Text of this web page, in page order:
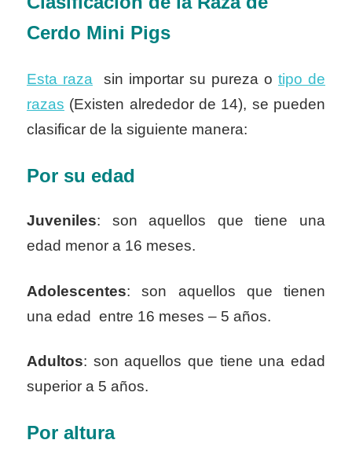
Cerdo Mini Pigs
Esta raza sin importar su pureza o tipo de
razas (Existen alrededor de 14), se pueden
clasificar de la siguiente manera:
Por su edad
Juveniles: son aquellos que tiene una
edad menor a 16 meses.
Adolescentes: son aquellos que tienen
una edad entre 16 meses – 5 años.
Adultos: son aquellos que tiene una edad
superior a 5 años.
Por altura